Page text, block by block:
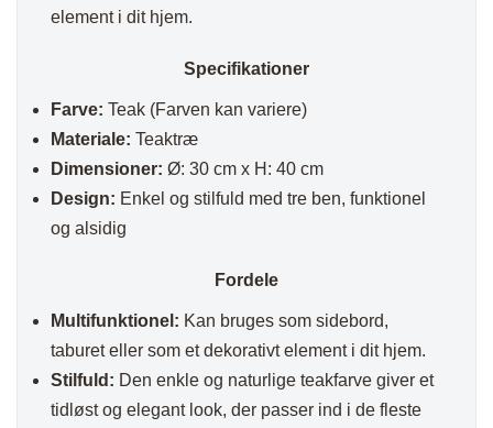
element i dit hjem.
Specifikationer
Farve: Teak (Farven kan variere)
Materiale: Teaktræ
Dimensioner: Ø: 30 cm x H: 40 cm
Design: Enkel og stilfuld med tre ben, funktionel
og alsidig
Fordele
Multifunktionel: Kan bruges som sidebord,
taburet eller som et dekorativt element i dit hjem.
Stilfuld: Den enkle og naturlige teakfarve giver et
tidløst og elegant look, der passer ind i de fleste